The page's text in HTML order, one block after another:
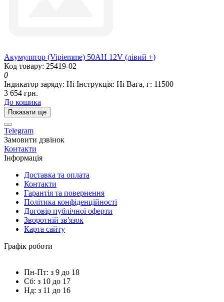
Акумулятор (Vipiemme) 50AH 12V (лівий +)
Код товару: 25419-02
0
Індикатор заряду: Ні Інструкція: Ні Вага, г: 11500
3 654 грн.
До кошика
Показати ще
Telegram
Замовити дзвінок
Контакти
Інформація
Доставка та оплата
Контакти
Гарантія та повернення
Політика конфіденційності
Договір публічної оферти
Зворотній зв'язок
Карта сайту
Графік роботи
Пн-Пт: з 9 до 18
Сб: з 10 до 17
Нд: з 11 до 16